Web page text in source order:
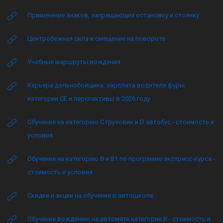
Применение знаков, запрещающих остановку и стоянку
Центробежная сила и смещение на повороте
Учебные маршруты вождения
Карьера дальнобойщика: зарплата водителя фуры
категории CE и перспективы в 2026 году
Обучение на категорию C грузовик и D автобус - стоимость и
условия
Обучение на категорию B и B1 по программе экспресс-курса -
стоимость и условия
Скидки и акции на обучение в автошколе
Обучение вождению на автомате категории B - стоимость и